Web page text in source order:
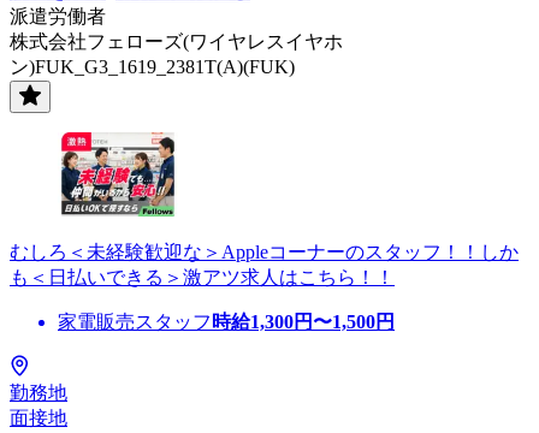
派遣労働者
株式会社フェローズ(ワイヤレスイヤホ
ン)FUK_G3_1619_2381T(A)(FUK)
むしろ＜未経験歓迎な＞Appleコーナーのスタッフ！！しか
も＜日払いできる＞激アツ求人はこちら！！
家電販売スタッフ 時給1,300円〜1,500円
勤務地
面接地